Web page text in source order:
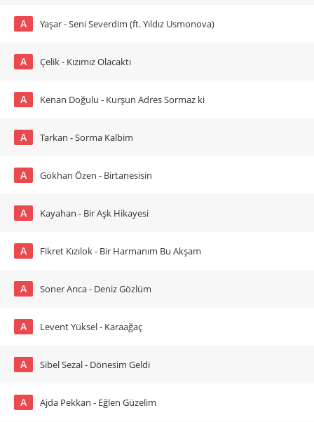
A Yaşar - Seni Severdim (ft. Yıldız Usmonova)
A Çelik - Kızımız Olacaktı
A Kenan Doğulu - Kurşun Adres Sormaz ki
A Tarkan - Sorma Kalbim
A Gökhan Özen - Birtanesisin
A Kayahan - Bir Aşk Hikayesi
A Fikret Kızılok - Bir Harmanım Bu Akşam
A Soner Arıca - Deniz Gözlüm
A Levent Yüksel - Karaağaç
A Sibel Sezal - Dönesim Geldi
A Ajda Pekkan - Eğlen Güzelim